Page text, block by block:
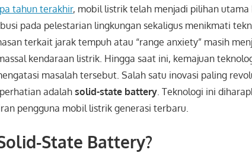
tahun terakhir, mobil listrik telah menjadi pilihan utama
pada pelestarian lingkungan sekaligus menikmati
terkait jarak tempuh atau “range anxiety” masih
kendaraan listrik. Hingga saat ini, kemajuan
masalah tersebut. Salah satu inovasi paling
adalahsolid-state battery. Teknologi ini
pengguna mobil listrik generasi terbaru.
State Battery?